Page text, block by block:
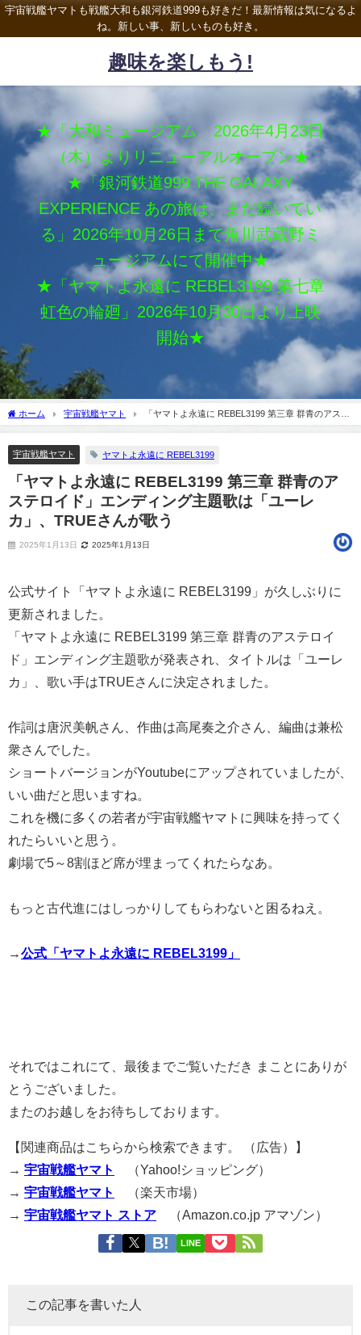
宇宙戦艦ヤマトも戦艦大和も銀河鉄道999も好きだ！最新情報は気になるよ
ね。新しい事、新しいものも好き。
趣味を楽しもう!
★「大和ミュージアム」2026年4月23日
（木）よりリニューアルオープン★
★「銀河鉄道999 THE GALAXY
EXPERIENCE あの旅は、まだ続いてい
る」2026年10月26日まで角川武蔵野ミ
ュージアムにて開催中★
★「ヤマトよ永遠に REBEL3199 第七章
虹色の輪廻」2026年10月30日より上映
開始★
ホーム 宇宙戦艦ヤマト
「ヤマトよ永遠に REBEL3199 第三章 群青のアステ
宇宙戦艦ヤマト ヤマトよ永遠に REBEL3199
「ヤマトよ永遠に REBEL3199 第三章 群青のア
ステロイド」エンディング主題歌は「ユーレ
カ」、TRUEさんが歌う
2025年1月13日 2025年1月13日
公式サイト「ヤマトよ永遠に REBEL3199」が久しぶりに
更新されました。
「ヤマトよ永遠に REBEL3199 第三章 群青のアステロイ
ド」エンディング主題歌が発表され、タイトルは「ユーレ
カ」、歌い手はTRUEさんに決定されました。
作詞は唐沢美帆さん、作曲は高尾奏之介さん、編曲は兼松
衆さんでした。
ショートバージョンがYoutubeにアップされていましたが、
いい曲だと思いますね。
これを機に多くの若者が宇宙戦艦ヤマトに興味を持ってく
れたらいいと思う。
劇場で5～8割ほど席が埋まってくれたらなあ。
もっと古代進にはしっかりしてもらわないと困るねえ。
→公式「ヤマトよ永遠に REBEL3199」
それではこれにて、最後までご覧いただき まことにありが
とうございました。
またのお越しをお待ちしております。
【関連商品はこちらから検索できます。 （広告）】
→ 宇宙戦艦ヤマト
（Yahoo!ショッピング）
→ 宇宙戦艦ヤマト
（楽天市場）
→ 宇宙戦艦ヤマト ストア （Amazon.co.jp アマゾン）
LINE
この記事を書いた人